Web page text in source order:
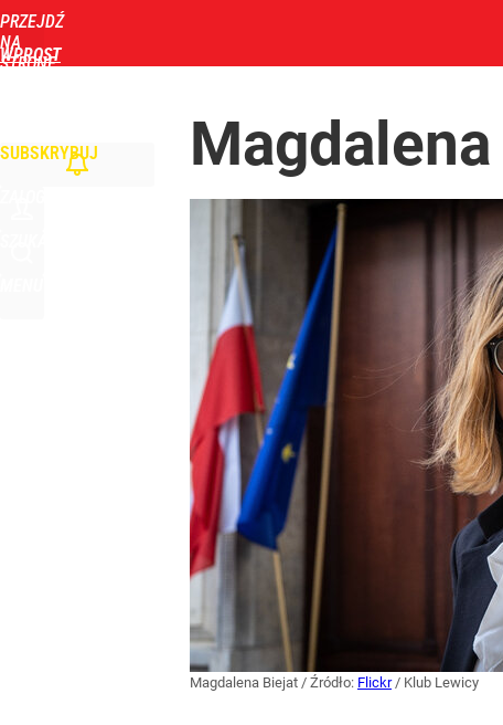
PRZEJDŹ
NA
STRONĘ
WPROST
SUBSKRYBUJ
Magdalena Biejat / Źródło: Flickr / Klub Lewicy